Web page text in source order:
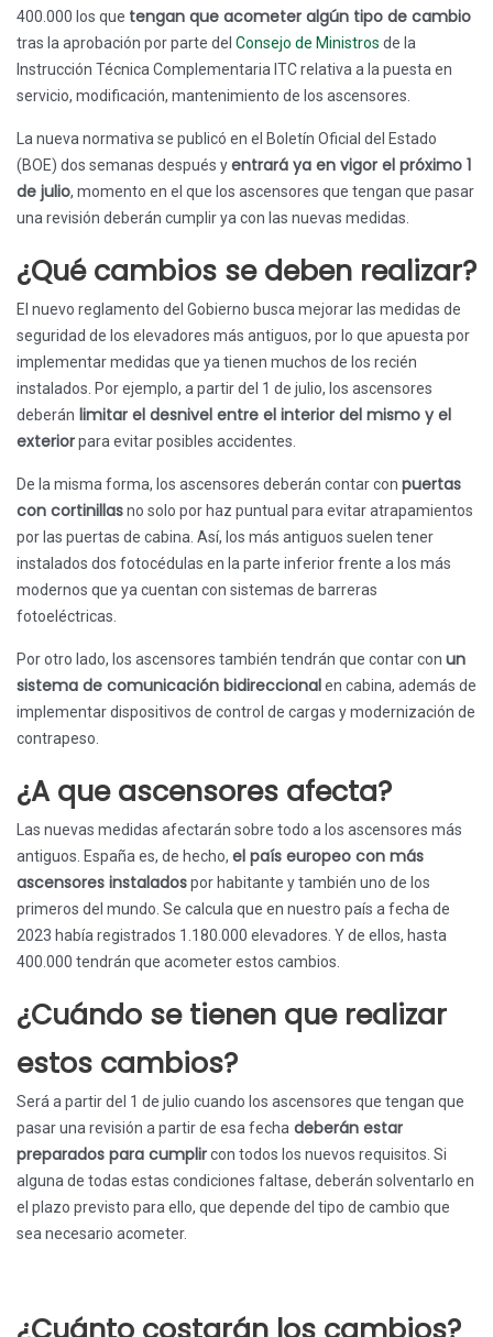
400.000 los que tengan que acometer algún tipo de cambio
tras la aprobación por parte del Consejo de Ministros de la
Instrucción Técnica Complementaria ITC relativa a la puesta en
servicio, modificación, mantenimiento de los ascensores.
La nueva normativa se publicó en el Boletín Oficial del Estado
(BOE) dos semanas después yentrará ya en vigor el próximo 1
de julio, momento en el que los ascensores que tengan que pasar
una revisión deberán cumplir ya con las nuevas medidas.
¿Qué cambios se deben realizar?
El nuevo reglamento del Gobierno busca mejorar las medidas de
seguridad de los elevadores más antiguos, por lo que apuesta por
implementar medidas que ya tienen muchos de los recién
instalados. Por ejemplo, a partir del 1 de julio, los ascensores
deberán limitar el desnivel entre el interior del mismo y el
exteriorpara evitar posibles accidentes.
De la misma forma, los ascensores deberán contar con puertas
con cortinillasno solo por haz puntual para evitar atrapamientos
por las puertas de cabina. Así, los más antiguos suelen tener
instalados dos fotocédulas en la parte inferior frente a los más
modernos que ya cuentan con sistemas de barreras
fotoeléctricas.
Por otro lado, los ascensores también tendrán que contar con un
sistema de comunicación bidireccionalen cabina, además de
implementar dispositivos de control de cargas y modernización de
contrapeso.
¿A que ascensores afecta?
Las nuevas medidas afectarán sobre todo a los ascensores más
antiguos. España es, de hecho, el país europeo con más
ascensores instaladospor habitante y también uno de los
primeros del mundo. Se calcula que en nuestro país a fecha de
2023 había registrados 1.180.000 elevadores. Y de ellos, hasta
400.000 tendrán que acometer estos cambios.
¿Cuándo se tienen que realizar
estos cambios?
Será a partir del 1 de julio cuando los ascensores que tengan que
pasar una revisión a partir de esa fecha deberán estar
preparados para cumplircon todos los nuevos requisitos. Si
alguna de todas estas condiciones faltase, deberán solventarlo en
el plazo previsto para ello, que depende del tipo de cambio que
sea necesario acometer.